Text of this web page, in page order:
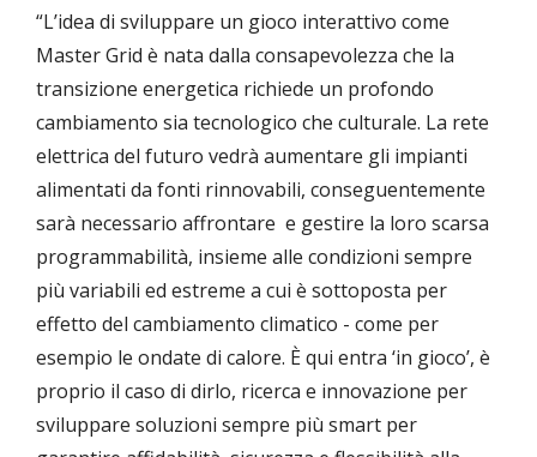
“L’idea di sviluppare un gioco interattivo come
Master Grid è nata dalla consapevolezza che la
transizione energetica richiede un profondo
cambiamento sia tecnologico che culturale. La rete
elettrica del futuro vedrà aumentare gli impianti
alimentati da fonti rinnovabili, conseguentemente
sarà necessario affrontare e gestire la loro scarsa
programmabilità, insieme alle condizioni sempre
più variabili ed estreme a cui è sottoposta per
effetto del cambiamento climatico - come per
esempio le ondate di calore. È qui entra ‘in gioco’, è
proprio il caso di dirlo, ricerca e innovazione per
sviluppare soluzioni sempre più smart per